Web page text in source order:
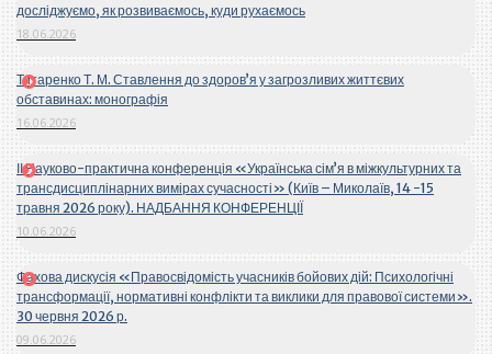
досліджуємо, як розвиваємось, куди рухаємось
18.06.2026
Титаренко Т. М. Ставлення до здоров’я у загрозливих життєвих
обставинах: монографія
16.06.2026
ІІ Науково-практична конференція «Українська сім’я в міжкультурних та
трансдисциплінарних вимірах сучасності» (Київ – Миколаїв, 14 -15
травня 2026 року). НАДБАННЯ КОНФЕРЕНЦІЇ
10.06.2026
Фахова дискусія «Правосвідомість учасників бойових дій: Психологічні
трансформації, нормативні конфлікти та виклики для правової системи».
30 червня 2026 р.
09.06.2026